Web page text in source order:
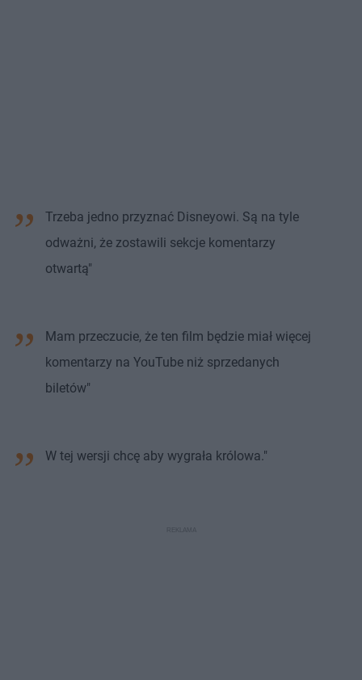
Trzeba jedno przyznać Disneyowi. Są na tyle
odważni, że zostawili sekcje komentarzy
otwartą"
Mam przeczucie, że ten film będzie miał więcej
komentarzy na YouTube niż sprzedanych
biletów"
W tej wersji chcę aby wygrała królowa."